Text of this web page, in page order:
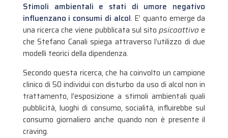
Stimoli ambientali e stati di umore negativo
influenzano i consumi di alcol. E’ quanto emerge da
una ricerca che viene pubblicata sul sito psicoattivo e
che Stefano Canali spiega attraverso l’utilizzo di due
modelli teorici della dipendenza.
Secondo questa ricerca, che ha coinvolto un campione
clinico di 50 individui con disturbo da uso di alcol non in
trattamento, l’esposizione a stimoli ambientali quali
pubblicità, luoghi di consumo, socialità, influirebbe sul
consumo giornaliero anche quando non è presente il
craving.